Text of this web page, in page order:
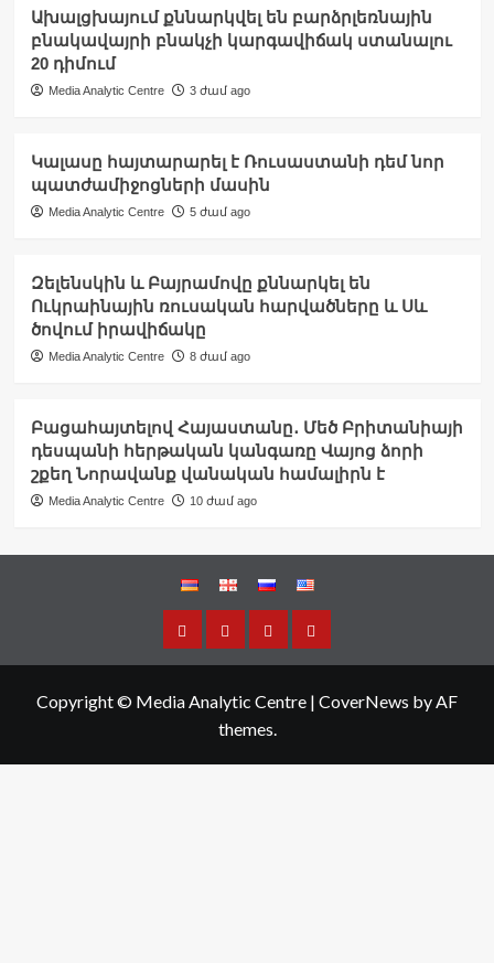
Ախալցխայում քննարկվել են բարձրլեռնային
բնակավայրի բնակչի կարգավիճակ ստանալու
20 դիմում
Media Analytic Centre 3 ժամ ago
Կալասը հայտարարել է Ռուսաստանի դեմ նոր
պատժամիջոցների մասին
Media Analytic Centre 5 ժամ ago
Զելենսկին և Բայրամովը քննարկել են
Ուկրաինային ռուսական հարվածները և Սև
ծովում իրավիճակը
Media Analytic Centre 8 ժամ ago
Բացահայտելով Հայաստանը․ Մեծ Բրիտանիայի
դեսպանի հերթական կանգառը Վայոց ձորի
շքեղ Նորավանք վանական համալիրն է
Media Analytic Centre 10 ժամ ago
Copyright © Media Analytic Centre | CoverNews by AF
themes.